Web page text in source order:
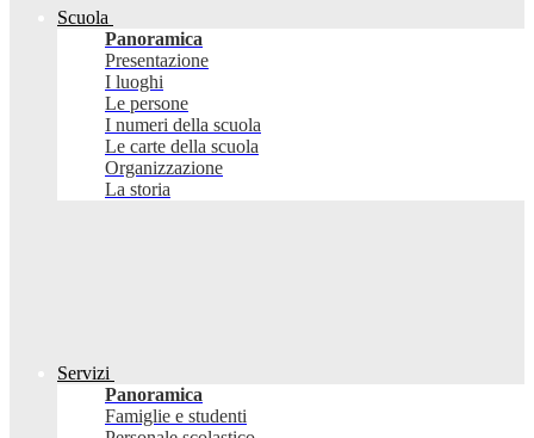
Scuola
Panoramica
Presentazione
I luoghi
Le persone
I numeri della scuola
Le carte della scuola
Organizzazione
La storia
Servizi
Panoramica
Famiglie e studenti